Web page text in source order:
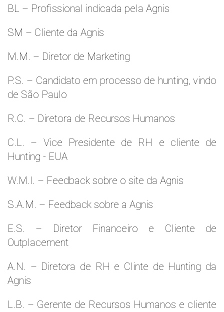
BL – Profissional indicada pela Agnis
SM – Cliente da Agnis
M.M. – Diretor de Marketing
P.S. – Candidato em processo de hunting, vindo
de São Paulo
R.C. – Diretora de Recursos Humanos
C.L. – Vice Presidente de RH e cliente de
Hunting - EUA
W.M.l. – Feedback sobre o site da Agnis
S.A.M. – Feedback sobre a Agnis
E.S. – Diretor Financeiro e Cliente de
Outplacement
A.N. – Diretora de RH e Clinte de Hunting da
Agnis
L.B. – Gerente de Recursos Humanos e cliente